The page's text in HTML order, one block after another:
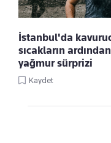
İstanbul'da
sıcakların ardından
yağmur sürprizi
Kaydet